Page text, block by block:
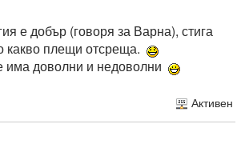
е добър (говоря за Варна), стига
какво плещи отсреща.
има доволни и недоволни
Активен